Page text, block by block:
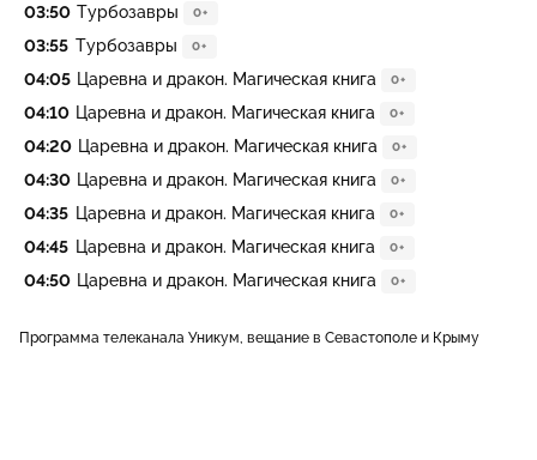
03:50 Туpбозавры 0+
03:55 Туpбозавры 0+
04:05 Царевна и дракон. Магическая книга 0+
04:10 Царевна и дракон. Магическая книга 0+
04:20 Царевна и дракон. Магическая книга 0+
04:30 Царевна и дракон. Магическая книга 0+
04:35 Царевна и дракон. Магическая книга 0+
04:45 Царевна и дракон. Магическая книга 0+
04:50 Царевна и дракон. Магическая книга 0+
Программа телеканала Уникум, вещание в Севастополе и Крыму